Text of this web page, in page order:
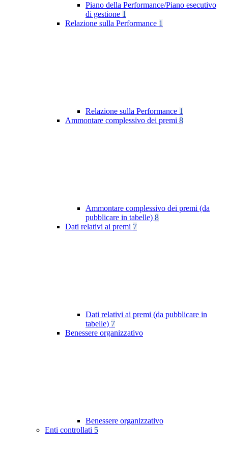
Piano della Performance/Piano esecutivo
di gestione 1
Relazione sulla Performance 1
Relazione sulla Performance 1
Ammontare complessivo dei premi 8
Ammontare complessivo dei premi (da
pubblicare in tabelle) 8
Dati relativi ai premi 7
Dati relativi ai premi (da pubblicare in
tabelle) 7
Benessere organizzativo
Benessere organizzativo
Enti controllati 5